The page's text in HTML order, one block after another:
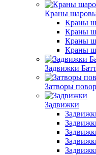
Краны
Краны
Краны
Краны
Краны
Задвижки
Затворы
Задвижки